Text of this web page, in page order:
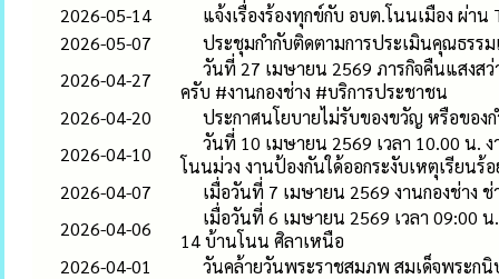
2026-05-14
แจ้งเรื่องร้องทุกข์กับ อบต.โนนเมือง ผ่าน
2026-05-07
ประชุมกำกับติดตามการประเมินคุณธรร
2026-04-27
วันที่ 27 เมษายน 2569 ภารกิจคืนแสงส
ครับ #งานกองช่าง #บริการประชาชน
2026-04-20
ประกาศนโยบายไม่รับของขวัญ หรือขอ
2026-04-10
วันที่ 10 เมษายน 2569 เวลา 10.00 น.
โนนม่วง งานป้องกันใด้ออกระงับเหตุเรียนร้
2026-04-07
เมื่อวันที่ 7 เมษายน 2569 งานกองช่าง
2026-04-06
เมื่อวันที่ 6 เมษายน 2569 เวลา 09:00
14 บ้านโนน ศิลาเหนือ
2026-04-01
วันคล้ายวันพระราชสมภพ สมเด็จพระกนิ